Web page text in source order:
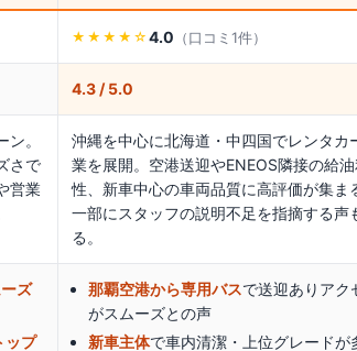
★★★★ ☆ 4.0 （口コミ 1件）
4.3 / 5.0
。
さで
営業
沖縄を中心に北海道・中四国でレンタカ
業を展開。空港送迎やENEOS隣接の給
性、新車中心の車両品質に高評価が集ま
一部にスタッフの説明不足を指摘する声
る。
ズ
ップ
那覇空港から専用バスで送迎ありアク
がスムーズとの声
新車主体で車内清潔・上位グレードが